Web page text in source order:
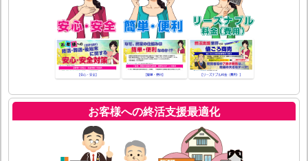
お客様への終活支援最適化